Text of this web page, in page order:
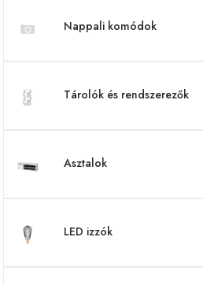
Nappali komódok
Tárolók és rendszerezők
Asztalok
LED izzók